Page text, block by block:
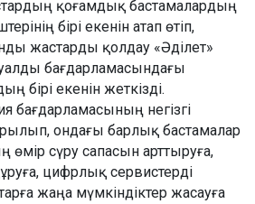
қоғамдық бастамалардың
бірі екенін атап өтіп,
жастарды қолдау «Әділет»
бағдарламасындағы
бірі екенін жеткізді.
бағдарламасының негізгі
ондағы барлық бастамалар
өмір сүру сапасын арттыруға,
цифрлық сервистерді
жаңа мүмкіндіктер жасауға